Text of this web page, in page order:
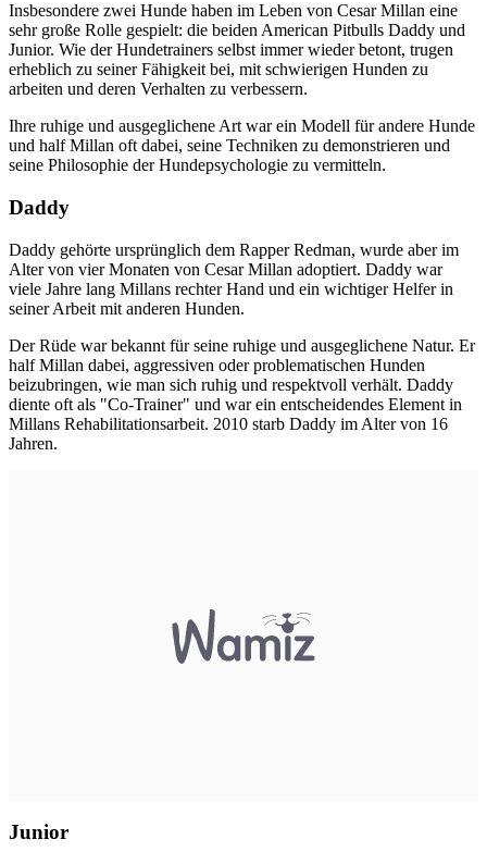
Insbesondere zwei Hunde haben im Leben von Cesar Millan eine
sehr große Rolle gespielt: die beiden American Pitbulls Daddy und
Junior. Wie der Hundetrainers selbst immer wieder betont, trugen
erheblich zu seiner Fähigkeit bei, mit schwierigen Hunden zu
arbeiten und deren Verhalten zu verbessern.
Ihre ruhige und ausgeglichene Art war ein Modell für andere Hunde
und half Millan oft dabei, seine Techniken zu demonstrieren und
seine Philosophie der Hundepsychologie zu vermitteln.
Daddy
Daddy gehörte ursprünglich dem Rapper Redman, wurde aber im
Alter von vier Monaten von Cesar Millan adoptiert. Daddy war
viele Jahre lang Millans rechter Hand und ein wichtiger Helfer in
seiner Arbeit mit anderen Hunden.
Der Rüde war bekannt für seine ruhige und ausgeglichene Natur. Er
half Millan dabei, aggressiven oder problematischen Hunden
beizubringen, wie man sich ruhig und respektvoll verhält. Daddy
diente oft als "Co-Trainer" und war ein entscheidendes Element in
Millans Rehabilitationsarbeit. 2010 starb Daddy im Alter von 16
Jahren.
Junior